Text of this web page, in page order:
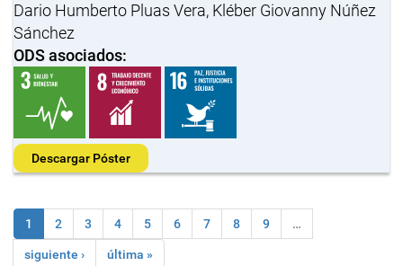
Dario Humberto Pluas Vera, Kléber Giovanny Núñez
Sánchez
ODS asociados:
Descargar Póster
1 2 3 4 5 6 7 8 9 …
siguiente › última »